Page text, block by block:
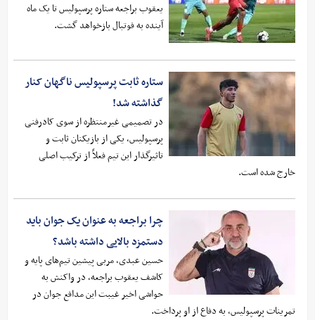
یعقوب براجعه ستاره پرسپولیس تا یک ماه
آینده به فوتبال بازخواهد گشت.
ستاره ثابت پرسپولیس ناگهان کنار
گذاشته شد!
در تصمیمی غیرمنتظره از سوی کادرفنی
پرسپولیس، یکی از بازیکنان ثابت و
تاثیرگذار این تیم فعلاً از ترکیب اصلی
خارج شده است.
چرا براجعه به عنوان یک جوان باید
دستمزد بالایی داشته باشد؟
حسین عبدی، مربی پیشین تیم‌های پایه و
کاشف یعقوب براجعه، در واکنش به
حواشی اخیر غیبت این مدافع جوان در
تمرینات پرسپولیس، به دفاع از او پرداخت.